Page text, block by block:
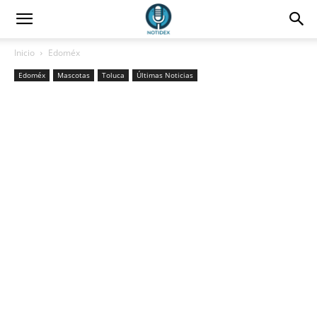
Inicio Edoméx
Edoméx Mascotas Toluca Últimas Noticias